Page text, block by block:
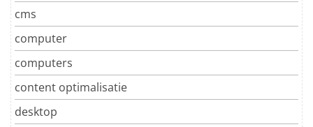
cms
computer
computers
content optimalisatie
desktop